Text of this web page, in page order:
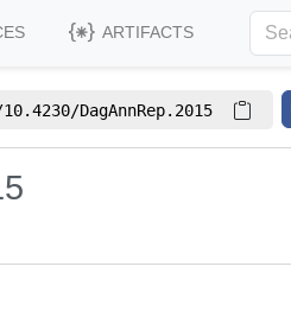
ARTIFACTS
10.4230/DagAnnRep.2015